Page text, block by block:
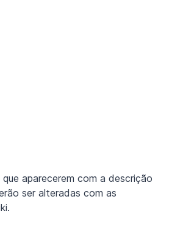
aparecerem com a descrição
ser alteradas com as